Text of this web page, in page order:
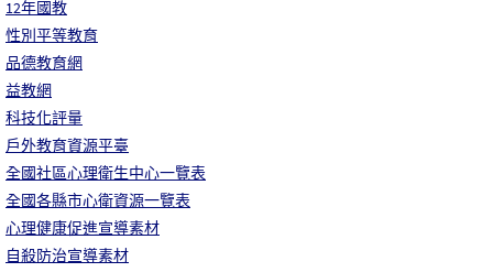
12年國教
性別平等教育
品德教育網
益教網
科技化評量
戶外教育資源平臺
全國社區心理衛生中心一覽表
全國各縣市心衛資源一覽表
心理健康促進宣導素材
自殺防治宣導素材